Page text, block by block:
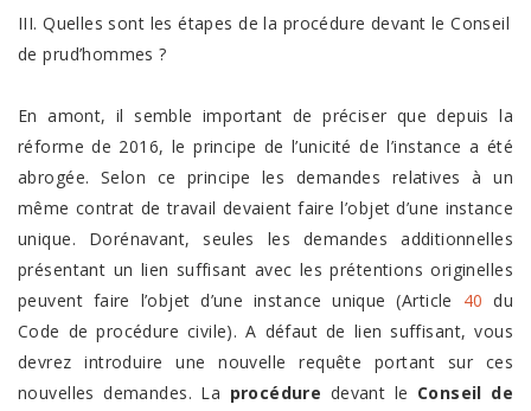
III. Quelles sont les étapes de la procédure devant le Conseil
de prud’hommes ?
En amont, il semble important de préciser que depuis la
réforme de 2016, le principe de l’unicité de l’instance a été
abrogée. Selon ce principe les demandes relatives à un
même contrat de travail devaient faire l’objet d’une instance
unique. Dorénavant, seules les demandes additionnelles
présentant un lien suffisant avec les prétentions originelles
peuvent faire l’objet d’une instance unique (Article 40 du
Code de procédure civile). A défaut de lien suffisant, vous
devrez introduire une nouvelle requête portant sur ces
nouvelles demandes. La procédure devant le Conseil de